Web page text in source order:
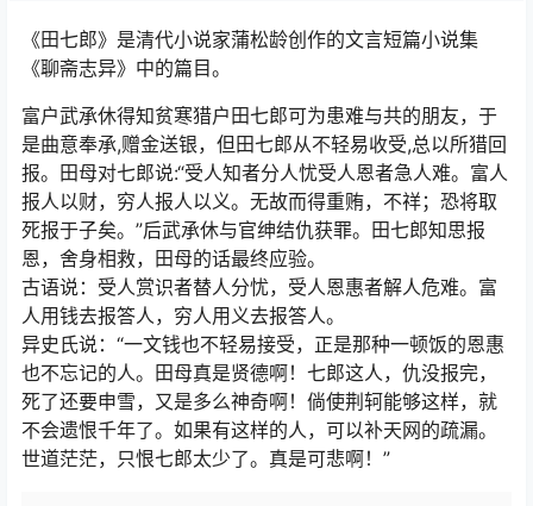
《田七郎》是清代小说家蒲松龄创作的文言短篇小说集
《聊斋志异》中的篇目。
富户武承休得知贫寒猎户田七郎可为患难与共的朋友，于
是曲意奉承,赠金送银，但田七郎从不轻易收受,总以所猎回
报。田母对七郎说:“受人知者分人忧受人恩者急人难。富人
报人以财，穷人报人以义。无故而得重贿，不祥；恐将取
死报于子矣。”后武承休与官绅结仇获罪。田七郎知思报
恩，舍身相救，田母的话最终应验。
古语说：受人赏识者替人分忧，受人恩惠者解人危难。富
人用钱去报答人，穷人用义去报答人。
异史氏说：“一文钱也不轻易接受，正是那种一顿饭的恩惠
也不忘记的人。田母真是贤德啊！七郎这人，仇没报完，
死了还要申雪，又是多么神奇啊！倘使荆轲能够这样，就
不会遗恨千年了。如果有这样的人，可以补天网的疏漏。
世道茫茫，只恨七郎太少了。真是可悲啊！”